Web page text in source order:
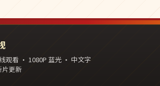
观看 · 1080P 蓝光 · 中文字
更新